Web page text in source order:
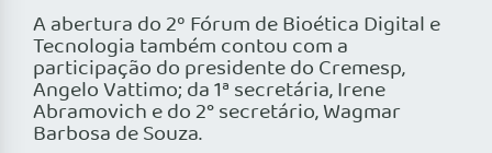
A abertura do 2º Fórum de Bioética Digital e
Tecnologia também contou com a
participação do presidente do Cremesp,
Angelo Vattimo; da 1ª secretária, Irene
Abramovich e do 2° secretário, Wagmar
Barbosa de Souza.